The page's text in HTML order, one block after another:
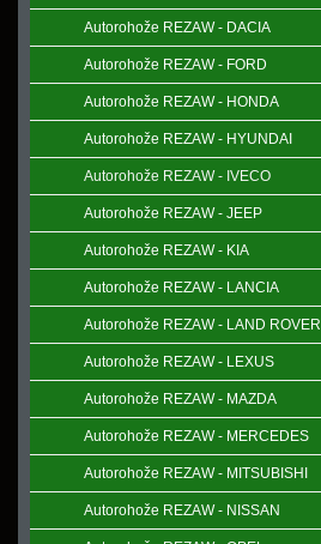
Autorohože REZAW - DACIA
Autorohože REZAW - FORD
Autorohože REZAW - HONDA
Autorohože REZAW - HYUNDAI
Autorohože REZAW - IVECO
Autorohože REZAW - JEEP
Autorohože REZAW - KIA
Autorohože REZAW - LANCIA
Autorohože REZAW - LAND ROVER
Autorohože REZAW - LEXUS
Autorohože REZAW - MAZDA
Autorohože REZAW - MERCEDES
Autorohože REZAW - MITSUBISHI
Autorohože REZAW - NISSAN